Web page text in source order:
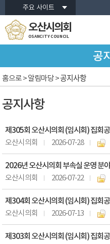
본문바로가기주요 사이트
오산시의회
OSANCITY COUNCIL
공
공지사항
홈으로> 알림마당 >공지사항
제305회 오산시의회 (임시회) 집회
오산시의회 2026-07-28
2026년 오산시의회 부속실 운영 분
오산시의회 2026-07-22
제304회 오산시의회 (임시회) 집회
오산시의회 2026-07-13
제303회 오산시의회 (임시회) 집회